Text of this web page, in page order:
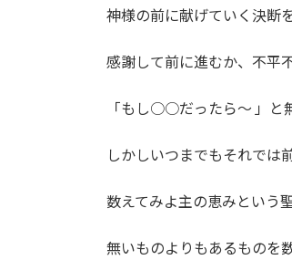
神様の前に献げていく決断
感謝して前に進むか、不平
「もし○○だったら～ 」と
しかしいつまでもそれでは
数えてみよ主の恵みという
無いものよりもあるものを